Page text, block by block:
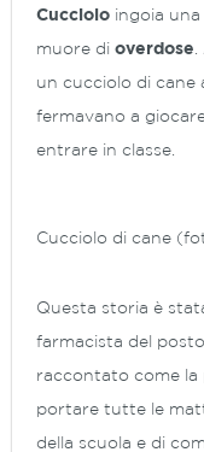
Cucciolo ingoia una
muore di overdose
un cucciolo di cane
fermavano a
entrare in classe.
Cucciolo di cane
Questa storia è
farmacista del
raccontato come la
portare tutte le
della scuola e di